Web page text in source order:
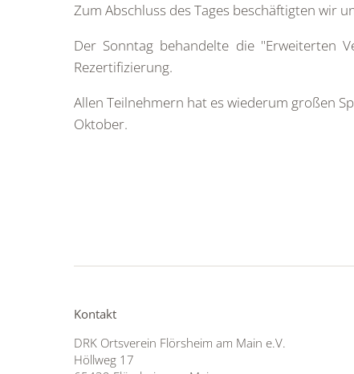
Zum Abschluss des Tages beschäftigten wir
Der Sonntag behandelte die "Erweiterten
Rezertifizierung.
Allen Teilnehmern hat es wiederum großen
Oktober.
Kontakt
DRK Ortsverein Flörsheim am Main e.V.
Höllweg 17